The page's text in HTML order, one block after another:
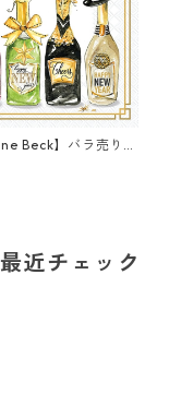
Beck】バラ売り2
サイズ ペーパーナ
Years Bottles ホ
近チェック